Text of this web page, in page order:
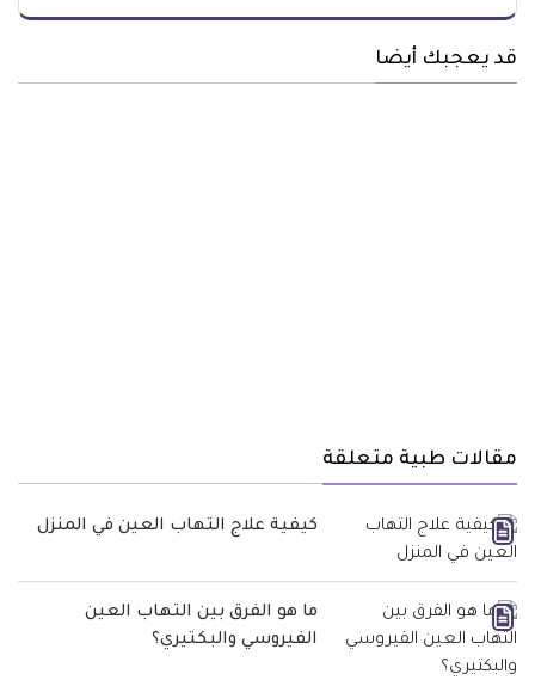
قد يعجبك أيضا
مقالات طبية متعلقة
كيفية علاج التهاب العين في المنزل
ما هو الفرق بين التهاب العين
الفيروسي والبكتيري؟